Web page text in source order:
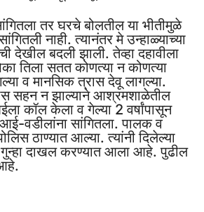
तर घरचे बोलतील या भीतीमुळे
नाही. त्यानंतर मे उन्हाळ्याच्या
देखील बदली झाली. तेव्हा दहावीला
तिला सतत कोणत्या न कोणत्या
व मानसिक त्रास देवू लागल्या.
सहन न झाल्याने आश्रमशाळेतील
कॉल केला व गेल्या 2 वर्षांपासून
वडीलांना सांगितला. पालक व
ठाण्यात आल्या. त्यांनी दिलेल्या
गुन्हा दाखल करण्यात आला आहे. पुढील